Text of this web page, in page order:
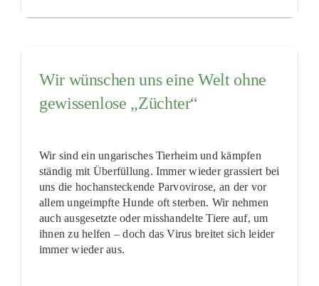
Wir wünschen uns eine Welt ohne
gewissenlose „Züchter“
Wir sind ein ungarisches Tierheim und kämpfen
ständig mit Überfüllung. Immer wieder grassiert bei
uns die hochansteckende Parvovirose, an der vor
allem ungeimpfte Hunde oft sterben. Wir nehmen
auch ausgesetzte oder misshandelte Tiere auf, um
ihnen zu helfen – doch das Virus breitet sich leider
immer wieder aus.